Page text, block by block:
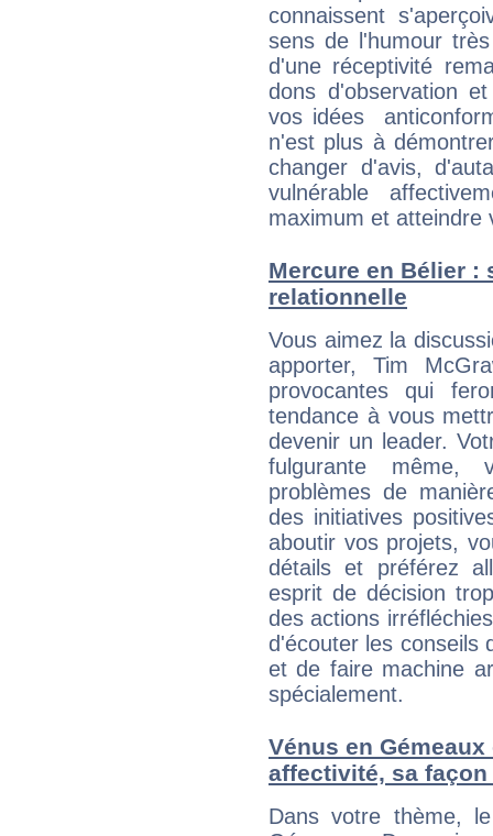
connaissent
sens de l'humour
d'une réceptivité
dons d'observation
vos idées
n'est plus à
changer d'avis,
vulnérable
maximum et atteindre
Mercure en Bélier :
relationnelle
Vous aimez la
apporter, Tim
provocantes qui
tendance à vous
devenir un leader.
fulgurante même,
problèmes de
des initiatives
aboutir vos projets,
détails et préférez
esprit de décision
des actions
d'écouter les conseils
et de faire machine
spécialement.
Vénus en
affectivité, sa
Dans votre thème,